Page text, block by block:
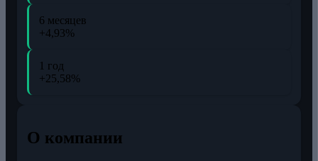
6 месяцев
+4,93%
1 год
+25,58%
О компании